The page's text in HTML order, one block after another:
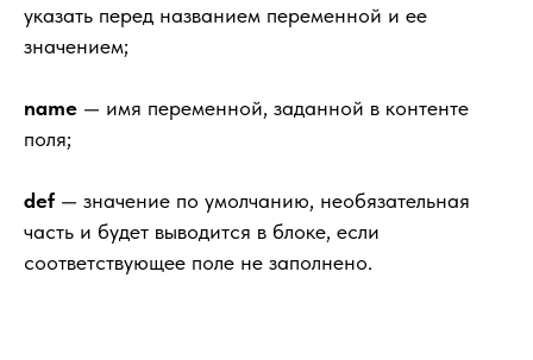
указать перед названием переменной и ее
значением;
name — имя переменной, заданной в контенте
поля;
def — значение по умолчанию, необязательная
часть и будет выводится в блоке, если
соответствующее поле не заполнено.